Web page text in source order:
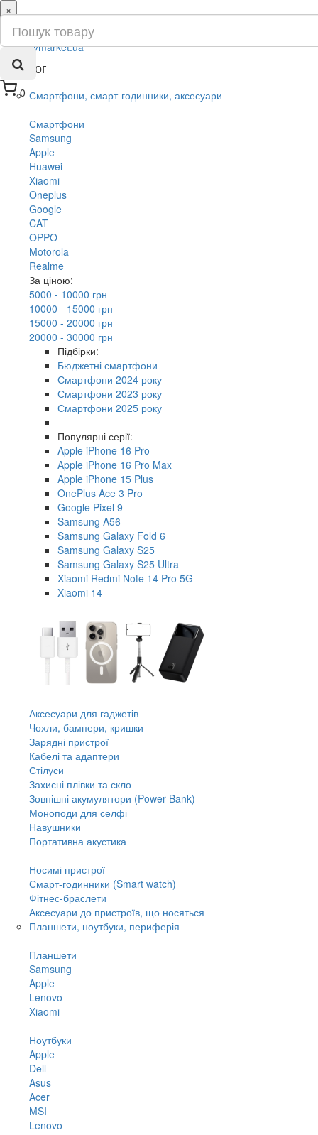
0
×
ru
ua
Каталог
Смартфони, смарт-годинники, аксесуари
Смартфони
Samsung
Apple
Huawei
Xiaomi
Oneplus
Google
CAT
OPPO
Motorola
Realme
За ціною:
5000 - 10000 грн
10000 - 15000 грн
15000 - 20000 грн
20000 - 30000 грн
Підбірки:
Бюджетні смартфони
Смартфони 2024 року
Смартфони 2023 року
Смартфони 2025 року
Популярні серії:
Apple iPhone 16 Pro
Apple iPhone 16 Pro Max
Apple iPhone 15 Plus
OnePlus Ace 3 Pro
Google Pixel 9
Samsung A56
Samsung Galaxy Fold 6
Samsung Galaxy S25
Samsung Galaxy S25 Ultra
Xiaomi Redmi Note 14 Pro 5G
Xiaomi 14
Аксесуари для гаджетів
Чохли, бампери, кришки
Зарядні пристрої
Кабелі та адаптери
Стілуси
Захисні плівки та скло
Зовнішні акумулятори (Power Bank)
Моноподи для селфі
Навушники
Портативна акустика
Носимі пристрої
Смарт-годинники (Smart watch)
Фітнес-браслети
Аксесуари до пристроїв, що носяться
Планшети, ноутбуки, периферія
Планшети
Samsung
Apple
Lenovo
Xiaomi
Ноутбуки
Apple
Dell
Asus
Acer
MSI
Lenovo